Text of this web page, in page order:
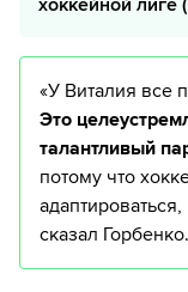
хоккейной лиге
«У Виталия все
Это
талантливый
потому что
сказал Горбенко.